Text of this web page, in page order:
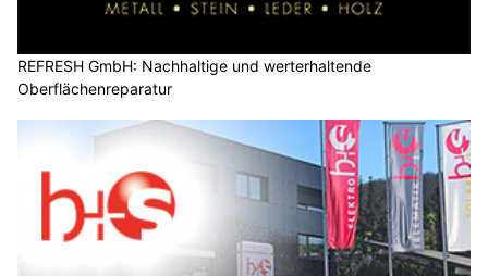
REFRESH GmbH: Nachhaltige und werterhaltende
Oberflächenreparatur